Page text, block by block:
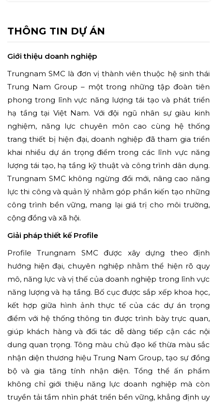
THÔNG TIN DỰ ÁN
Giới thiệu doanh nghiệp
Trungnam SMC là đơn vị thành viên thuộc hệ sinh thái
Trung Nam Group – một trong những tập đoàn tiên
phong trong lĩnh vực năng lượng tái tạo và phát triển
hạ tầng tại Việt Nam. Với đội ngũ nhân sự giàu kinh
nghiệm, năng lực chuyên môn cao cùng hệ thống
trang thiết bị hiện đại, doanh nghiệp đã tham gia triển
khai nhiều dự án trọng điểm trong các lĩnh vực năng
lượng tái tạo, hạ tầng kỹ thuật và công trình dân dụng.
Trungnam SMC không ngừng đổi mới, nâng cao năng
lực thi công và quản lý nhằm góp phần kiến tạo những
công trình bền vững, mang lại giá trị cho môi trường,
cộng đồng và xã hội.
Giải pháp thiết kế Profile
Profile Trungnam SMC được xây dựng theo định
hướng hiện đại, chuyên nghiệp nhằm thể hiện rõ quy
mô, năng lực và vị thế của doanh nghiệp trong lĩnh vực
năng lượng và hạ tầng. Bố cục được sắp xếp khoa học,
kết hợp giữa hình ảnh thực tế của các dự án trọng
điểm với hệ thống thông tin được trình bày trực quan,
giúp khách hàng và đối tác dễ dàng tiếp cận các nội
dung quan trọng. Tông màu chủ đạo kế thừa màu sắc
nhận diện thương hiệu Trung Nam Group, tạo sự đồng
bộ và gia tăng tính nhận diện. Tổng thể ấn phẩm
không chỉ giới thiệu năng lực doanh nghiệp mà còn
truyền tải tầm nhìn phát triển bền vững, khẳng định uy